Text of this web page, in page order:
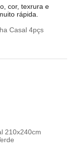
cor, texrura e
rápida.
Casal 4pçs
210x240cm